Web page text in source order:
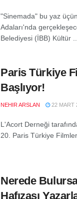
"Sinemada" bu yaz
Adaları'nda
Belediyesi (İBB) Kültür ...
Paris Türkiye
Başlıyor!
NEHIR ARSLAN 22 MART
L'Acort Derneği
20. Paris Türkiye
Nerede
Hafızası